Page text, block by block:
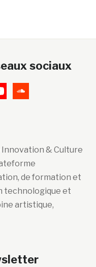
sociaux
Innovation & Culture
de formation et
technologique et
artistique,